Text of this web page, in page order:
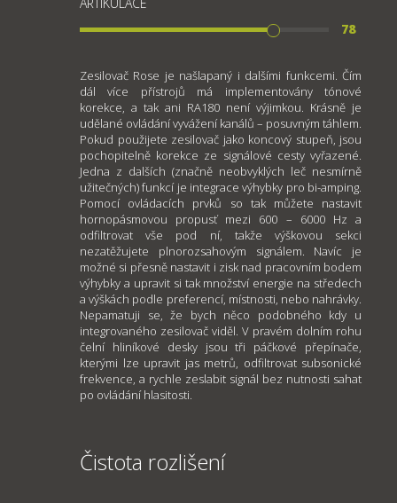
78
Zesilovač Rose je našlapaný i dalšími funkcemi. Čím
dál více přístrojů má implementovány tónové
korekce, a tak ani RA180 není výjimkou. Krásně je
udělané ovládání vyvážení kanálů – posuvným táhlem.
Pokud použijete zesilovač jako koncový stupeň, jsou
pochopitelně korekce ze signálové cesty vyřazené.
Jedna z dalších (značně neobvyklých leč nesmírně
užitečných) funkcí je integrace výhybky pro bi-amping.
Pomocí ovládacích prvků so tak můžete nastavit
hornopásmovou propusť mezi 600 – 6000 Hz a
odfiltrovat vše pod ní, takže výškovou sekci
nezatěžujete plnorozsahovým signálem. Navíc je
možné si přesně nastavit i zisk nad pracovním bodem
výhybky a upravit si tak množství energie na středech
a výškách podle preferencí, místnosti, nebo nahrávky.
Nepamatuji se, že bych něco podobného kdy u
integrovaného zesilovač viděl. V pravém dolním rohu
čelní hliníkové desky jsou tři páčkové přepínače,
kterými lze upravit jas metrů, odfiltrovat subsonické
frekvence, a rychle zeslabit signál bez nutnosti sahat
po ovládání hlasitosti.
Čistota rozlišení